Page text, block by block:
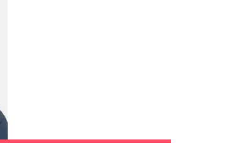
zurücksetzen
Adaptionswerte